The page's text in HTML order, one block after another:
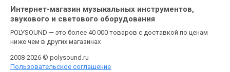
Интернет-магазин музыкальных инструментов,
звукового и светового оборудования
POLYSOUND — это более 40 000 товаров с доставкой по ценам
ниже чем в других магазинах
2008-2026 © polysound.ru
Пользовательское соглашение